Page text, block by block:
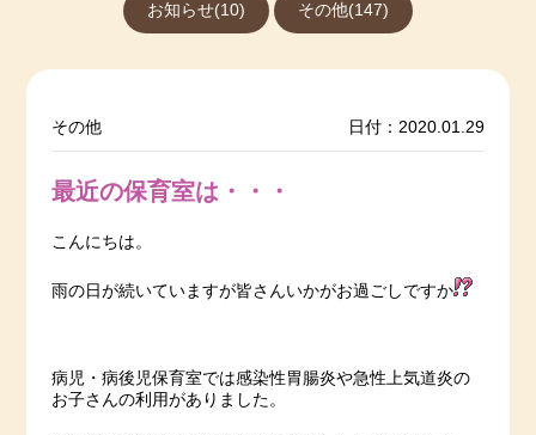
お知らせ(10) その他(147)
その他 日付：2020.01.29
最近の保育室は・・・
こんにちは。
雨の日が続いていますが皆さんいかがお過ごしですか
病児・病後児保育室では感染性胃腸炎や急性上気道炎の
お子さんの利用がありました。